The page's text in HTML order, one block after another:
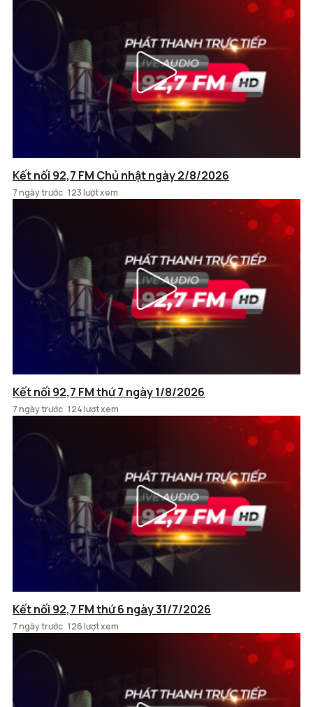
Kết nối 92,7 FM Chủ nhật ngày 2/8/2026
7 ngày trước 123 lượt xem
Kết nối 92,7 FM thứ 7 ngày 1/8/2026
7 ngày trước 124 lượt xem
Kết nối 92,7 FM thứ 6 ngày 31/7/2026
7 ngày trước 126 lượt xem